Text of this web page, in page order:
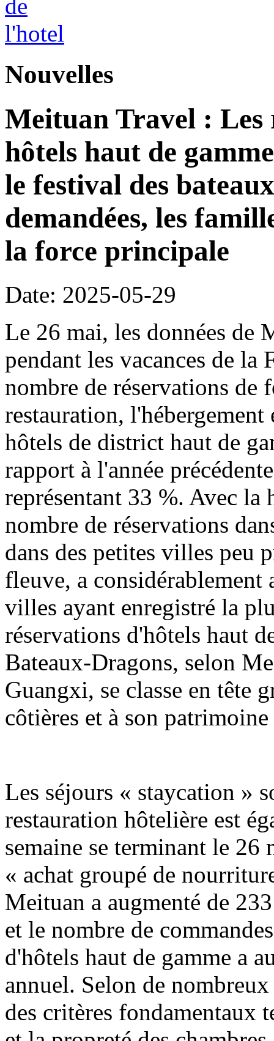
Nouvelles
Meituan Travel : Les
hôtels haut de
le festival des
demandées, les
la force principale
Date: 2025-05-29
Le 26 mai, les données de
pendant les vacances de la
nombre de réservations
restauration, l'hébergement
hôtels de district haut de
rapport à l'année
représentant 33 %. Avec la
nombre de réservations
dans des petites villes peu
fleuve, a considérablement
villes ayant enregistré la
réservations d'hôtels haut
Bateaux-Dragons, selon
Guangxi, se classe en tête
côtières et à son
Les séjours « staycation »
restauration hôtelière est
semaine se terminant le 26
« achat groupé de
Meituan a augmenté de
et le nombre de
d'hôtels haut de gamme a
annuel. Selon de
des critères fondamentaux